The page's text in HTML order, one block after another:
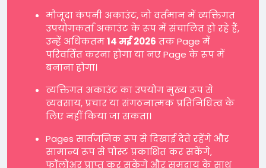
मौजूदा कंपनी अकाउंट, जो वर्तमान में व्यक्तिगत
उपयोगकर्ता अकाउंट के रूप में संचालित हो रहे हैं,
उन्हें अधिकतम14 मई 2026 तक Page में
परिवर्तित करना होगा या नए Page के रूप में
बनाना होगा।
व्यक्तिगत अकाउंट का उपयोग मुख्य रूप से
व्यवसाय, प्रचार या संगठनात्मक प्रतिनिधित्व के
लिए नहीं किया जा सकता।
Pages सार्वजनिक रूप से दिखाई देते रहेंगे और
सामान्य रूप से पोस्ट प्रकाशित कर सकेंगे,
फॉलोअर प्राप्त कर सकेंगे और समुदाय के साथ